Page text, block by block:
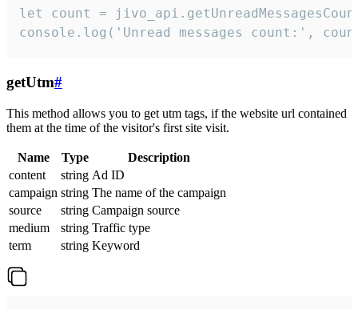
let count =
console.log('Unread messages count:',
getUtm#
This method allows you to get utm tags, if the website url contained
them at the time of the visitor's first site visit.
Name Type
Description
content
string Ad ID
campaign string The name of the campaign
source
string Campaign source
medium
string Traffic type
term
string Keyword